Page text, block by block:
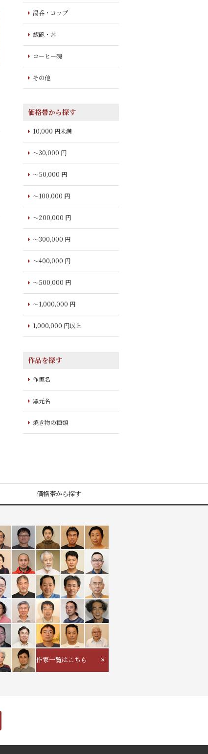
湯呑・コップ
飯碗・丼
コーヒー碗
その他
価格帯から探す
10,000 円未満
～30,000 円
～50,000 円
～100,000 円
～200,000 円
～300,000 円
～400,000 円
～500,000 円
～1,000,000 円
1,000,000 円以上
作品を探す
作家名
窯元名
焼き物の種類
価格帯から探す
作家一覧はこちら